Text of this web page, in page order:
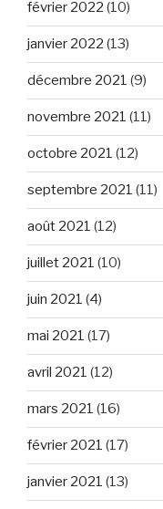
février 2022 (10)
janvier 2022 (13)
décembre 2021 (9)
novembre 2021 (11)
octobre 2021 (12)
septembre 2021 (11)
août 2021 (12)
juillet 2021 (10)
juin 2021 (4)
mai 2021 (17)
avril 2021 (12)
mars 2021 (16)
février 2021 (17)
janvier 2021 (13)